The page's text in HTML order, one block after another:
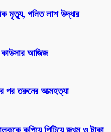
মৃত্যু, গলিত লাশ উদ্ধার
কাউসার আজিজ
পর তরুনের আত্মহত্যা
কুপিয়ে পিটিয়ে জখম ও টাকা